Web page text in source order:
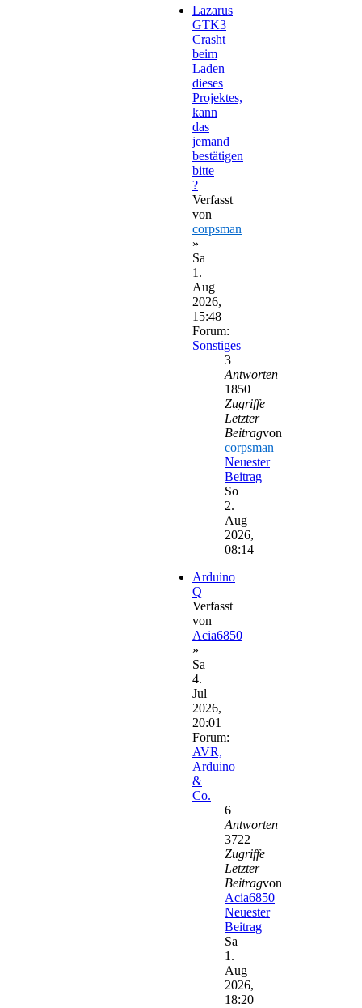
Lazarus
GTK3
Crasht
beim
Laden
dieses
Projektes,
kann
das
jemand
bestätigen
bitte
?
Verfasst
von
corpsman
»
Sa
1.
Aug
2026,
15:48
Forum:
Sonstiges
3
Antworten
1850
Zugriffe
Letzter
Beitragvon
corpsman
Neuester
Beitrag
So
2.
Aug
2026,
08:14
Arduino
Q
Verfasst
von
Acia6850
»
Sa
4.
Jul
2026,
20:01
Forum:
AVR,
Arduino
&
Co.
6
Antworten
3722
Zugriffe
Letzter
Beitragvon
Acia6850
Neuester
Beitrag
Sa
1.
Aug
2026,
18:20